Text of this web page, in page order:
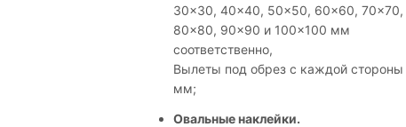
30×30, 40×40, 50×50, 60×60, 70×70,
80×80, 90×90 и 100×100 мм
соответственно,
Вылеты под обрез с каждой
мм;
Овальные наклейки.